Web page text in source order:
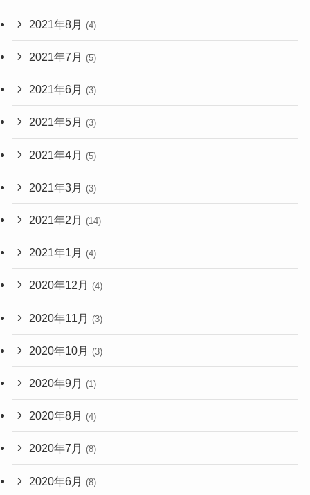
2021年8月 (4)
2021年7月 (5)
2021年6月 (3)
2021年5月 (3)
2021年4月 (5)
2021年3月 (3)
2021年2月 (14)
2021年1月 (4)
2020年12月 (4)
2020年11月 (3)
2020年10月 (3)
2020年9月 (1)
2020年8月 (4)
2020年7月 (8)
2020年6月 (8)